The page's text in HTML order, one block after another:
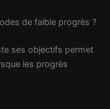
de faible progrès ?
ses objectifs permet
les progrès